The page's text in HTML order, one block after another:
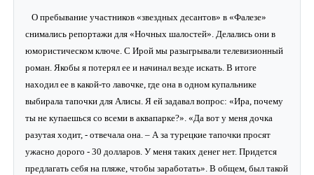
О пребывание участников «звездных десантов» в «Фалезе»
снимались репортажи для «Ночных шалостей». Делались они в
юмористическом ключе. С Ирой мы разыгрывали телевизионный
роман. Якобы я потерял ее и начинал везде искать. В итоге
находил ее в какой-то лавочке, где она в одном купальнике
выбирала тапочки для Алисы. Я ей задавал вопрос: «Ира, почему
ты не купаешься со всеми в аквапарке?». «Да вот у меня дочка
разутая ходит, - отвечала она. – А за турецкие тапочки просят
ужасно дорого - 30 долларов. У меня таких денег нет. Придется
предлагать себя на пляже, чтобы заработать». В общем, был такой